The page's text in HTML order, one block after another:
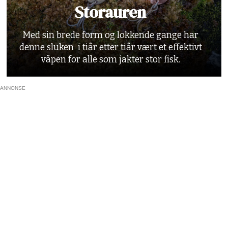
Storauren
Med sin brede form og lokkende gange har
denne sluken i tiår etter tiår vært et effektivt
våpen for alle som jakter stor fisk.
ANNONSE